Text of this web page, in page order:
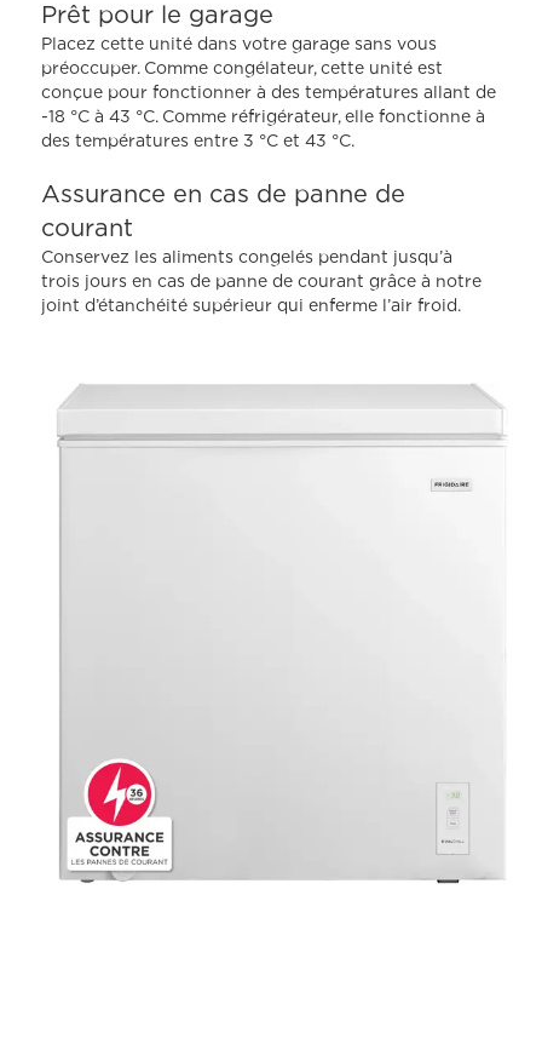
Prêt pour le garage
Placez cette unité dans votre garage sans vous
préoccuper. Comme congélateur, cette unité est
conçue pour fonctionner à des températures allant de
-18 °C à 43 °C. Comme réfrigérateur, elle fonctionne à
des températures entre 3 °C et 43 °C.
Assurance en cas de panne de
courant
Conservez les aliments congelés pendant jusqu’à
trois jours en cas de panne de courant grâce à notre
joint d’étanchéité supérieur qui enferme l’air froid.